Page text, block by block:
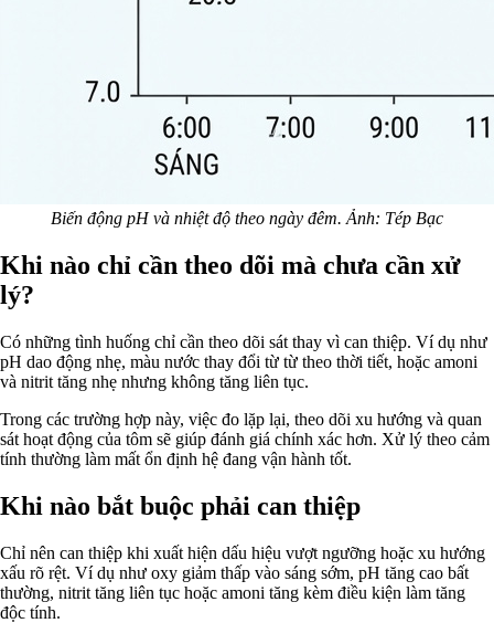
Biến động pH và nhiệt độ theo ngày đêm. Ảnh: Tép Bạc
Khi nào chỉ cần theo dõi mà chưa cần xử
lý?
Có những tình huống chỉ cần theo dõi sát thay vì can thiệp. Ví dụ như
pH dao động nhẹ, màu nước thay đổi từ từ theo thời tiết, hoặc amoni
và nitrit tăng nhẹ nhưng không tăng liên tục.
Trong các trường hợp này, việc đo lặp lại, theo dõi xu hướng và quan
sát hoạt động của tôm sẽ giúp đánh giá chính xác hơn. Xử lý theo cảm
tính thường làm mất ổn định hệ đang vận hành tốt.
Khi nào bắt buộc phải can thiệp
Chỉ nên can thiệp khi xuất hiện dấu hiệu vượt ngưỡng hoặc xu hướng
xấu rõ rệt. Ví dụ như oxy giảm thấp vào sáng sớm, pH tăng cao bất
thường, nitrit tăng liên tục hoặc amoni tăng kèm điều kiện làm tăng
độc tính.